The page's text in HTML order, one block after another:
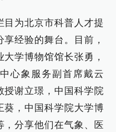
目为北京市科普人才提
经验的舞台。目前，
学博物馆馆长张勇，
心象服务副首席戴云
授谢立璟，中国科学院
葵，中国科学院大学博
，分享他们在气象、医